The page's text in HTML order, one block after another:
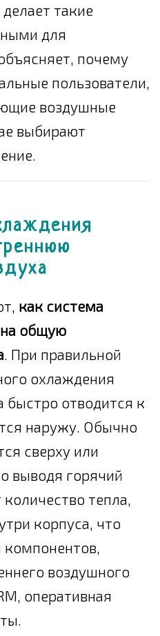
такие
для
почему
пользователи,
воздушные
выбирают
как система
общую
. При правильной
охлаждения
быстро отводится к
наружу. Обычно
сверху или
выводя горячий
тепла,
корпуса, что
воздушного
оперативная